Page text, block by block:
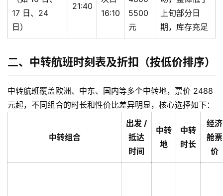
17 日、24
日）
21:40
16:10
5500
元
上旬部分日
期，库存充足
二、中转航班时刻表及折扣（按低价排序）
中转航班覆盖欧洲、中东、国内等多个中转地，票价 2488
元起，不同组合的时长和性价比差异明显，核心选择如下：
中转组合
出发 /
抵达
时间
中转
地
中转
时长
经济
舱票
价